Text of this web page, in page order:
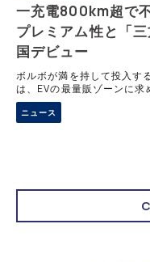
一充電800km超で
プレミアム性と「
国デビュー
ボルボが満を持して投入す
は、EVの最量販ゾーンに
レミアム性という要素に真
た意欲作だ。
ニュース